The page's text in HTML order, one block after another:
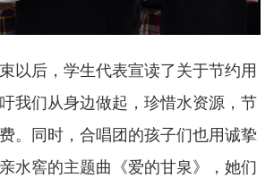
后，学生代表宣读了关于节约用
我们从身边做起，珍惜水资源，节
。同时，合唱团的孩子们也用诚挚
水窖的主题曲《爱的甘泉》，她们